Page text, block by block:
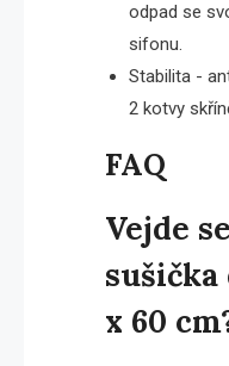
odpad se
sifonu.
Stabilita -
2 kotvy
FAQ
Vejde
sušička
x 60